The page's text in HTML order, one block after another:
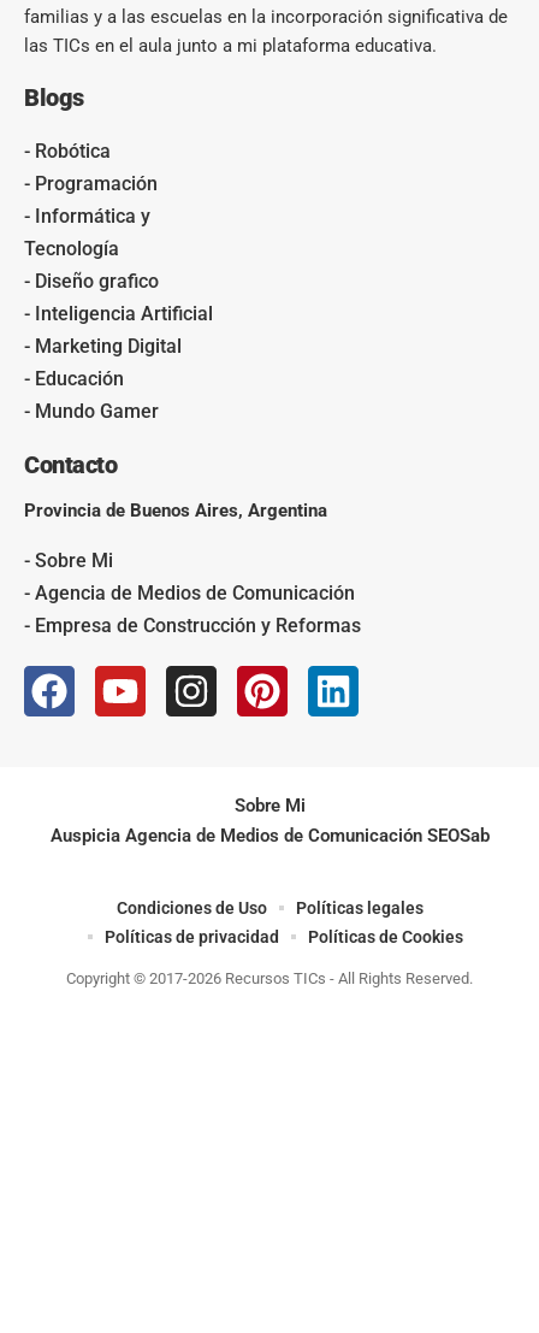
familias y a las escuelas en la incorporación significativa de
las TICs en el aula junto a mi plataforma educativa.
Blogs
- Robótica
- Programación
- Informática y
Tecnología
- Diseño grafico
- Inteligencia Artificial
- Marketing Digital
- Educación
- Mundo Gamer
Contacto
Provincia de Buenos Aires, Argentina
- Sobre Mi
- Agencia de Medios de Comunicación
- Empresa de Construcción y Reformas
Sobre Mi
Auspicia Agencia de Medios de Comunicación SEOSab
Copyright © 2017-2026 Recursos TICs - All Rights Reserved.
Condiciones de Uso
Políticas legales
Políticas de privacidad
Políticas de Cookies